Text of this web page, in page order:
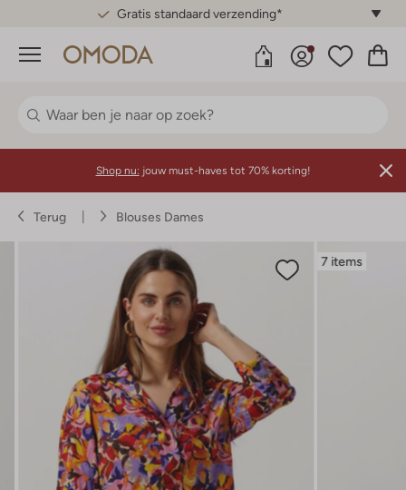
Gratis standaard verzending*
Menu
Shop nu: jouw must-haves tot 70% korting!
Terug Blouses Dames
7 items